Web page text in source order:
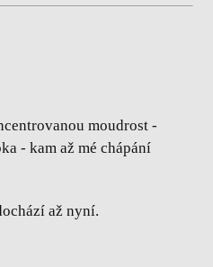
moudrost -
- kam až mé chápání
až nyní.